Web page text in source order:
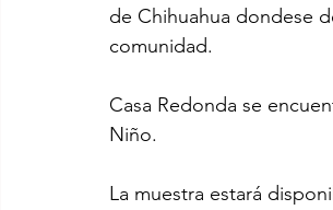
de Chihuahua dondese
comunidad.
Casa Redonda se
Niño.
La muestra estará